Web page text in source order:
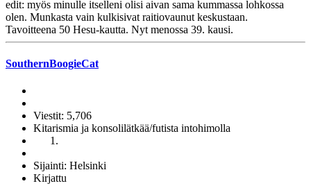
edit: myös minulle itselleni olisi aivan sama kummassa lohkossa
olen. Munkasta vain kulkisivat raitiovaunut keskustaan.
Tavoitteena 50 Hesu-kautta. Nyt menossa 39. kausi.
SouthernBoogieCat
Viestit: 5,706
Kitarismia ja konsolilätkää/futista intohimolla
Sijainti: Helsinki
Kirjattu